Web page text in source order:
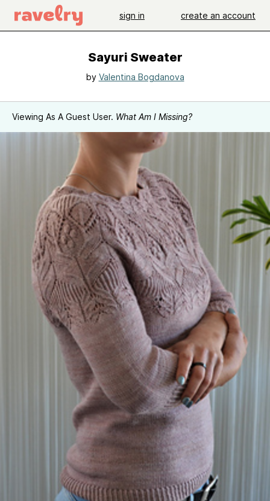
sign in create an account
Sayuri Sweater
by Valentina Bogdanova
Viewing As A Guest User. What Am I Missing?